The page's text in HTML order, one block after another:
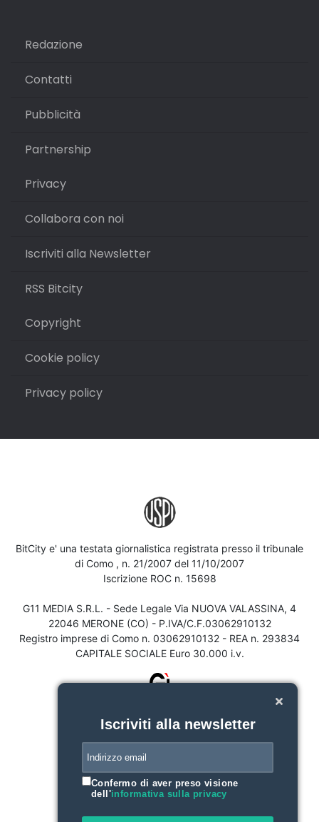
Redazione
Contatti
Pubblicità
Partnership
Privacy
Collabora con noi
Iscriviti alla Newsletter
RSS Bitcity
Copyright
Cookie policy
Privacy policy
BitCity e' una testata giornalistica registrata presso il tribunale
di Como , n. 21/2007 del 11/10/2007
Iscrizione ROC n. 15698
G11 MEDIA S.R.L. - Sede Legale Via NUOVA VALASSINA, 4
22046 MERONE (CO) - P.IVA/C.F.03062910132
Registro imprese di Como n. 03062910132 - REA n. 293834
CAPITALE SOCIALE Euro 30.000 i.v.
Iscriviti alla newsletter
Confermo di aver preso visione
dell'informativa sulla privacy